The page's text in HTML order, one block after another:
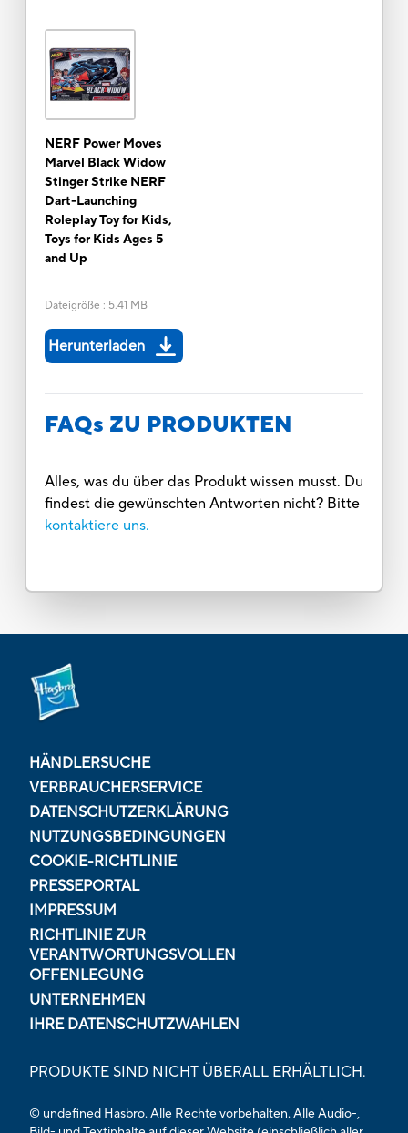
NERF Power Moves
Marvel Black Widow
Stinger Strike NERF
Dart-Launching
Roleplay Toy for Kids,
Toys for Kids Ages 5
and Up
Dateigröße : 5.41 MB
Herunterladen
FAQs ZU PRODUKTEN
Alles, was du über das Produkt wissen musst. Du
findest die gewünschten Antworten nicht? Bitte
kontaktiere uns.
HÄNDLERSUCHE
VERBRAUCHERSERVICE
DATENSCHUTZERKLÄRUNG
NUTZUNGSBEDINGUNGEN
COOKIE-RICHTLINIE
PRESSEPORTAL
IMPRESSUM
RICHTLINIE ZUR
VERANTWORTUNGSVOLLEN
OFFENLEGUNG
UNTERNEHMEN
IHRE DATENSCHUTZWAHLEN
PRODUKTE SIND NICHT ÜBERALL ERHÄLTLICH.
© undefined Hasbro. Alle Rechte vorbehalten. Alle Audio-,